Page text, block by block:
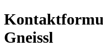
Gneissl